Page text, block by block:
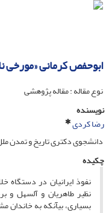
ابوحفص کرمانى «مورخى
نوع مقاله : مقاله پژوهشی
نویسنده
رضا کردی
دانشجوى دکترى تاریخ و تمدن
چکیده
نفوذ ایرانیان در دستگاه
نظیر طاهریان و آل‏سهل و
بسیارى، بى‏آن‏که به